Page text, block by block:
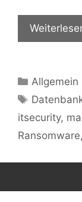
Kategorien
Allgemein
itsecurity,
Ransomware,